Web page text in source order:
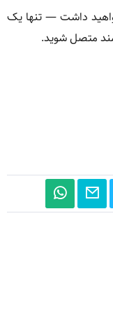
داشت — تنها یک